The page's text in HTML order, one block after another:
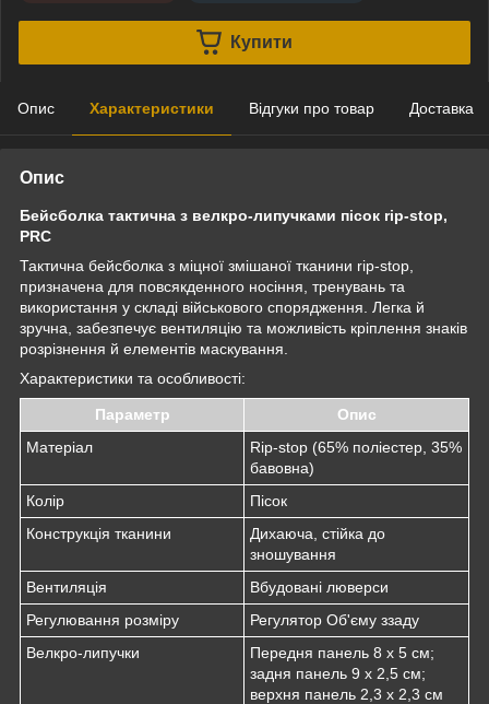
Купити
Опис Характеристики Відгуки про товар Доставка
Опис
Бейсболка тактична з велкро-липучками пісок rip-stop,
PRC
Тактична бейсболка з міцної змішаної тканини rip-stop,
призначена для повсякденного носіння, тренувань та
використання у складі військового спорядження. Легка й
зручна, забезпечує вентиляцію та можливість кріплення знаків
розрізнення й елементів маскування.
Характеристики та особливості:
Параметр
Опис
Матеріал
Rip-stop (65% поліестер, 35%
бавовна)
Колір
Пісок
Конструкція тканини
Дихаюча, стійка до
зношування
Вентиляція
Вбудовані люверси
Регулювання розміру
Регулятор Об'єму ззаду
Велкро-липучки
Передня панель 8 x 5 см;
задня панель 9 x 2,5 см;
верхня панель 2,3 x 2,3 см